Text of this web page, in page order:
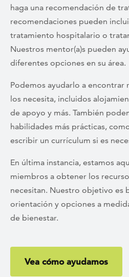
haga una recomendación de
recomendaciones pueden
tratamiento hospitalario o
Nuestros mentor(a)s pueden
diferentes opciones en su área.
Podemos ayudarlo a encontrar
los necesita, incluidos
de apoyo y más. También
habilidades más prácticas,
escribir un currículum si es
En última instancia, estamos
miembros a obtener los
necesitan. Nuestro objetivo es
orientación y opciones a
de bienestar.
Vea cómo ayudamos